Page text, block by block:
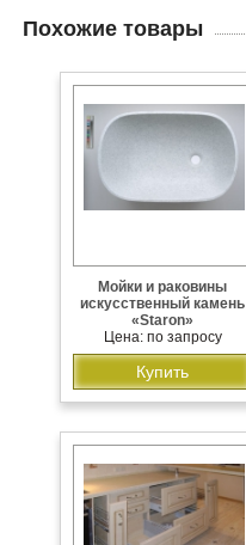
Похожие товары
Мойки и раковины
искусственный камень
«Staron»
Цена: по запросу
Купить